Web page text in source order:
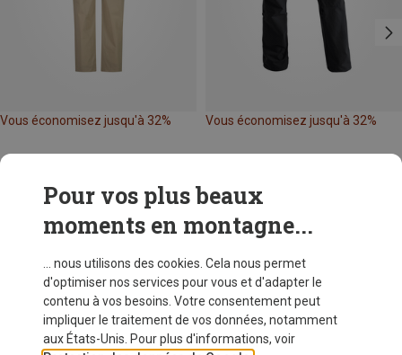
Vous économisez jusqu'à 32% Vous économisez jusqu'à 32%
Pour vos plus beaux
moments en montagne...
... nous utilisons des cookies. Cela nous permet
d'optimiser nos services pour vous et d'adapter le
contenu à vos besoins. Votre consentement peut
impliquer le traitement de vos données, notamment
aux États-Unis. Pour plus d'informations, voir